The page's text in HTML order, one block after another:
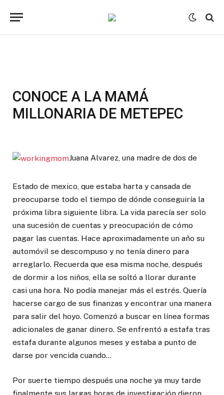
CONOCE A LA MAMÁ
MILLONARIA DE METEPEC
Juana Alvarez, una madre de dos de
Estado de mexico, que estaba harta y cansada de
preocuparse todo el tiempo de dónde conseguiría la
próxima libra siguiente libra. La vida parecía ser solo
una sucesión de cuentas y preocupación de cómo
pagar las cuentas. Hace aproximadamente un año su
automóvil se descompuso y no tenía dinero para
arreglarlo. Recuerda que esa misma noche, después
de dormir a los niños, ella se soltó a llorar durante
casi una hora. No podía manejar más el estrés. Quería
hacerse cargo de sus finanzas y encontrar una manera
para salir del hoyo. Comenzó a buscar en línea formas
adicionales de ganar dinero. Se enfrentó a estafa tras
estafa durante algunos meses y estaba a punto de
darse por vencida cuando…
Por suerte tiempo después una noche ya muy tarde